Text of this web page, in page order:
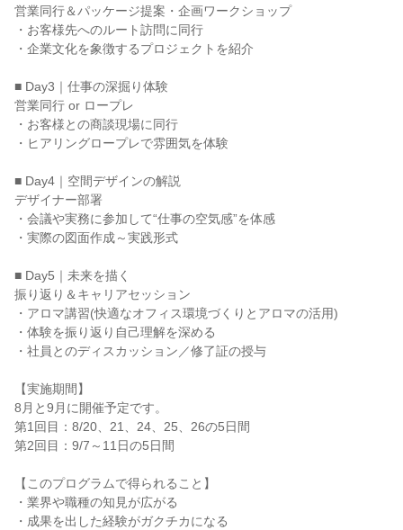
営業同行＆パッケージ提案・企画ワークショップ
・お客様先へのルート訪問に同行
・企業文化を象徴するプロジェクトを紹介
■ Day3｜仕事の深掘り体験
営業同行 or ロープレ
・お客様との商談現場に同行
・ヒアリングロープレで雰囲気を体験
■ Day4｜空間デザインの解説
デザイナー部署
・会議や実務に参加して“仕事の空気感”を体感
・実際の図面作成～実践形式
■ Day5｜未来を描く
振り返り＆キャリアセッション
・アロマ講習(快適なオフィス環境づくりとアロマの活用)
・体験を振り返り自己理解を深める
・社員とのディスカッション／修了証の授与
【実施期間】
8月と9月に開催予定です。
第1回目：8/20、21、24、25、26の5日間
第2回目：9/7～11日の5日間
【このプログラムで得られること】
・業界や職種の知見が広がる
・成果を出した経験がガクチカになる